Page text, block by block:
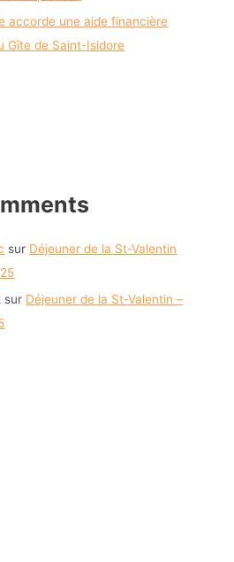
accorde une aide financière
Gîte de Saint-Isidore
sur Déjeuner de la St-Valentin
sur Déjeuner de la St-Valentin –